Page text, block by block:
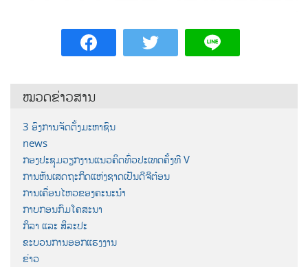
ໝວດຂ່າວສານ
3 ອົງການຈັດຕັ້ງມະຫາຊົນ
news
ກອງປະຊຸມວຽກງານແນວຄິດທົ່ວປະເທດຄັ້ງທີ V
ການຫັນເສດຖະກິດແຫ່ງຊາດເປັນດີຈີຕ໋ອນ
ການເຄື່ອນໄຫວຂອງຄະນະນຳ
ກາບກອນກົມໂຄສະນາ
ກິລາ ແລະ ສິລະປະ
ຂະບວນການອອກແຮງງານ
ຂ່າວ